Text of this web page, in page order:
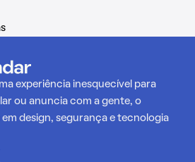
experiência inesquecível para
ou anuncia com a gente, o
design, segurança e tecnologia